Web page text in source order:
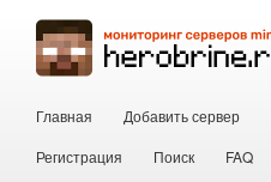
Главная Добавить сервер
Регистрация
Поиск FAQ